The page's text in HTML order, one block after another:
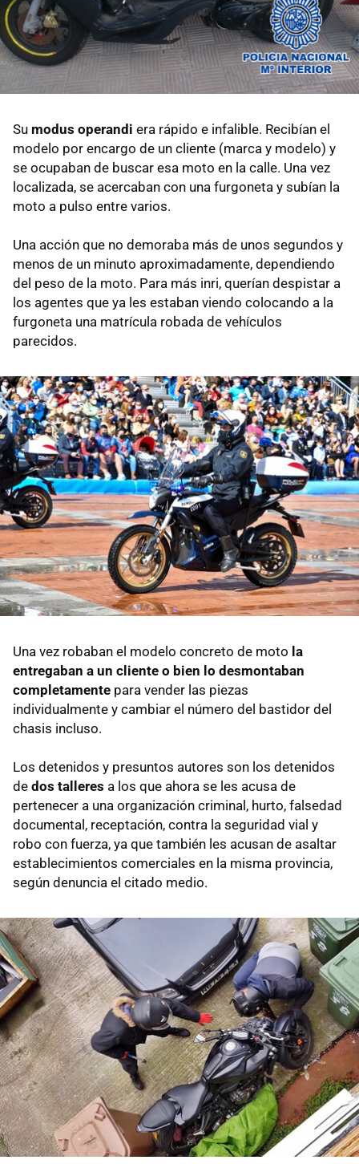
Su modus operandi era rápido e infalible. Recibían el
modelo por encargo de un cliente (marca y modelo) y
se ocupaban de buscar esa moto en la calle. Una vez
localizada, se acercaban con una furgoneta y subían la
moto a pulso entre varios.
Una acción que no demoraba más de unos segundos y
menos de un minuto aproximadamente, dependiendo
del peso de la moto. Para más inri, querían despistar a
los agentes que ya les estaban viendo colocando a la
furgoneta una matrícula robada de vehículos
parecidos.
Una vez robaban el modelo concreto de moto la
entregaban a un cliente o bien lo desmontaban
completamente para vender las piezas
individualmente y cambiar el número del bastidor del
chasis incluso.
Los detenidos y presuntos autores son los detenidos
de dos talleres a los que ahora se les acusa de
pertenecer a una organización criminal, hurto, falsedad
documental, receptación, contra la seguridad vial y
robo con fuerza, ya que también les acusan de asaltar
establecimientos comerciales en la misma provincia,
según denuncia el citado medio.